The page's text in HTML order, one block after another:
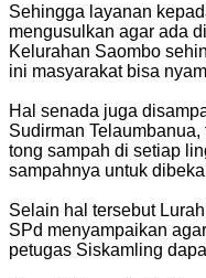
Sehingga layanan
mengusulkan agar ada
Kelurahan Saombo
ini masyarakat bisa
Hal senada juga
Sudirman
tong sampah di setiap
sampahnya untuk
Selain hal tersebut
SPd menyampaikan
petugas Siskamling